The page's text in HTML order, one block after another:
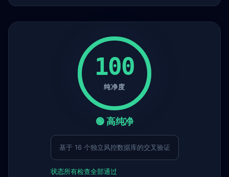
100
纯净度
🟢 高纯净
基于 16 个独立风控数据库的交叉验证
状态所有检查全部通过